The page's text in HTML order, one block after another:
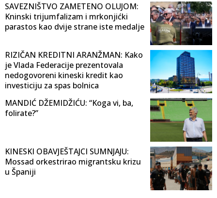
SAVEZNIŠTVO ZAMETENO OLUJOM:
Kninski trijumfalizam i mrkonjićki
parastos kao dvije strane iste medalje
RIZIČAN KREDITNI ARANŽMAN: Kako
je Vlada Federacije prezentovala
nedogovoreni kineski kredit kao
investiciju za spas bolnica
MANDIĆ DŽEMIDŽIĆU: “Koga vi, ba,
folirate?”
KINESKI OBAVJEŠTAJCI SUMNJAJU:
Mossad orkestrirao migrantsku krizu
u Španiji